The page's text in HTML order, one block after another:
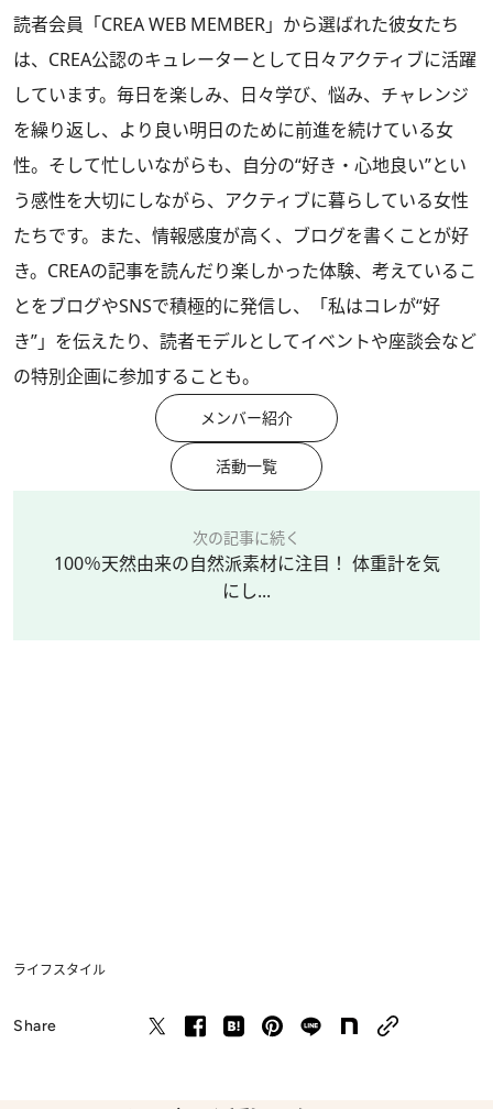
読者会員「CREA WEB MEMBER」から選ばれた彼女たち
は、CREA公認のキュレーターとして日々アクティブに活躍
しています。毎日を楽しみ、日々学び、悩み、チャレンジ
を繰り返し、より良い明日のために前進を続けている女
性。そして忙しいながらも、自分の“好き・心地良い”とい
う感性を大切にしながら、アクティブに暮らしている女性
たちです。また、情報感度が高く、ブログを書くことが好
き。CREAの記事を読んだり楽しかった体験、考えているこ
とをブログやSNSで積極的に発信し、「私はコレが“好
き”」を伝えたり、読者モデルとしてイベントや座談会など
の特別企画に参加することも。
メンバー紹介
活動一覧
次の記事に続く
100％天然由来の自然派素材に注目！ 体重計を気
にし...
ライフスタイル
Share